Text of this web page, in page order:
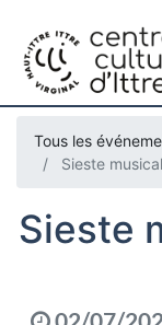
Tous les
Sieste
Sieste